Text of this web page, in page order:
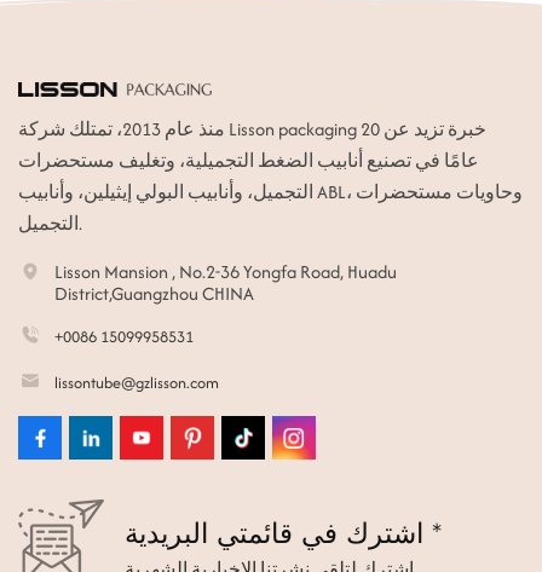
منذ عام 2013، تمتلك شركة Lisson packaging خبرة تزيد عن 20
عامًا في تصنيع أنابيب الضغط التجميلية، وتغليف مستحضرات
التجميل، وأنابيب البولي إيثيلين، وأنابيب ABL، وحاويات مستحضرات
التجميل.
Lisson Mansion , No.2-36 Yongfa Road, Huadu
District,Guangzhou CHINA
+0086 15099958531
lissontube@gzlisson.com
اشترك في قائمتي البريدية *